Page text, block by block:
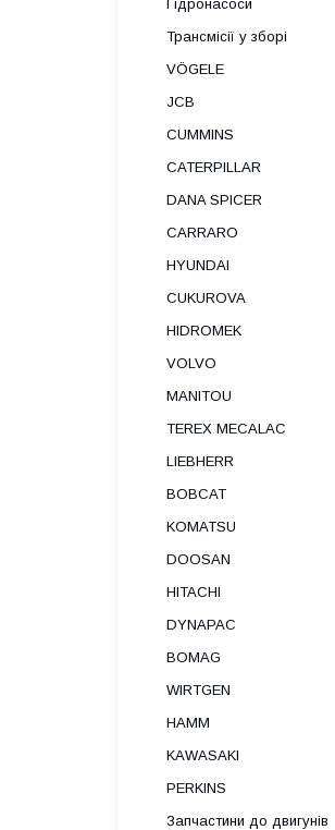
Гідронасоси
Трансмісії у зборі
VÖGELE
JCB
CUMMINS
CATERPILLAR
DANA SPICER
СARRARO
HYUNDAI
CUKUROVA
HIDROMEK
VOLVO
MANITOU
TEREX MECALAC
LIEBHERR
BOBCAT
KOMATSU
DOOSAN
HITACHI
DYNAPAC
BOMAG
WIRTGEN
HAMM
KAWASAKI
PERKINS
Запчастини до двигунів